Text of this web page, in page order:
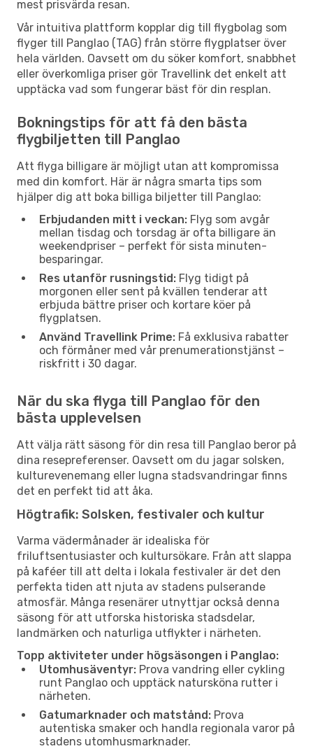
mest prisvärda resan.
Vår intuitiva plattform kopplar dig till flygbolag som
flyger till Panglao (TAG) från större flygplatser över
hela världen. Oavsett om du söker komfort, snabbhet
eller överkomliga priser gör Travellink det enkelt att
upptäcka vad som fungerar bäst för din resplan.
Bokningstips för att få den bästa
flygbiljetten till Panglao
Att flyga billigare är möjligt utan att kompromissa
med din komfort. Här är några smarta tips som
hjälper dig att boka billiga biljetter till Panglao:
Erbjudanden mitt i veckan: Flyg som avgår
mellan tisdag och torsdag är ofta billigare än
weekendpriser – perfekt för sista minuten-
besparingar.
Res utanför rusningstid: Flyg tidigt på
morgonen eller sent på kvällen tenderar att
erbjuda bättre priser och kortare köer på
flygplatsen.
Använd Travellink Prime: Få exklusiva rabatter
och förmåner med vår prenumerationstjänst –
riskfritt i 30 dagar.
När du ska flyga till Panglao för den
bästa upplevelsen
Att välja rätt säsong för din resa till Panglao beror på
dina resepreferenser. Oavsett om du jagar solsken,
kulturevenemang eller lugna stadsvandringar finns
det en perfekt tid att åka.
Högtrafik: Solsken, festivaler och kultur
Varma vädermånader är idealiska för
friluftsentusiaster och kultursökare. Från att slappa
på kaféer till att delta i lokala festivaler är det den
perfekta tiden att njuta av stadens pulserande
atmosfär. Många resenärer utnyttjar också denna
säsong för att utforska historiska stadsdelar,
landmärken och naturliga utflykter i närheten.
Topp aktiviteter under högsäsongen i Panglao:
Utomhusäventyr: Prova vandring eller cykling
runt Panglao och upptäck natursköna rutter i
närheten.
Gatumarknader och matstånd: Prova
autentiska smaker och handla regionala varor på
stadens utomhusmarknader.